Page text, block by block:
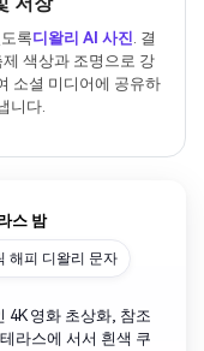
록디왈리 AI 사진. 결
색상과 조명으로 강
소셜 미디어에 공유하
니다.
스 밤
해피 디왈리 문자
4K 영화 초상화, 참조
라스에 서서 흰색 쿠